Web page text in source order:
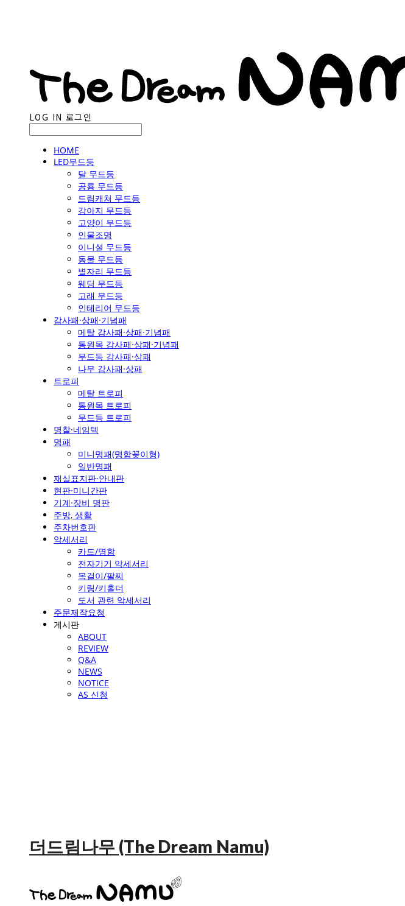
LOG IN 로그인
HOME
LED무드등
달 무드등
공룡 무드등
드림캐쳐 무드등
강아지 무드등
고양이 무드등
인물조명
이니셜 무드등
동물 무드등
별자리 무드등
웨딩 무드등
고래 무드등
인테리어 무드등
감사패·상패·기념패
메탈 감사패·상패·기념패
통원목 감사패·상패·기념패
무드등 감사패·상패
나무 감사패·상패
트로피
메탈 트로피
통원목 트로피
무드등 트로피
명찰·네임텍
명패
미니명패(명함꽂이형)
일반명패
재실표지판·안내판
현판·미니간판
기계·장비 명판
주방, 생활
주차번호판
악세서리
카드/명함
전자기기 악세서리
목걸이/팔찌
키링/키홀더
도서 관련 악세서리
주문제작요청
게시판
ABOUT
REVIEW
Q&A
NEWS
NOTICE
AS 신청
더드림나무 (The Dream Namu)